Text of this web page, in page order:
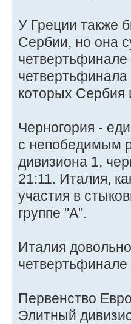
У Греции также
Сербии, но она
которых Сербия
Черногория -
с непобедимым
дивизиона 1,
21:11. Италия,
участия в
группе "А".
Италия
четвертьфинале
Первенство
Элитный